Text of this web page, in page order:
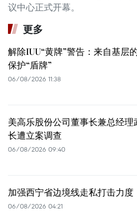
议中心正式开幕。
更多
解除IUU“黄牌”警告：来自基层
保护“盾牌”
06/08/2026 11:38
美高乐股份公司董事长兼总经理
长遭立案调查
06/08/2026 09:40
加强西宁省边境线走私打击力度
06/08/2026 04:21